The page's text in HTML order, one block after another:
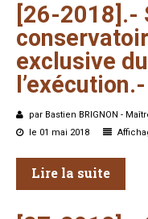
[26-2018].-
exclusive du
l’exécution.-
par Bastien BRIGNON -
le 01 mai 2018
Lire la suite